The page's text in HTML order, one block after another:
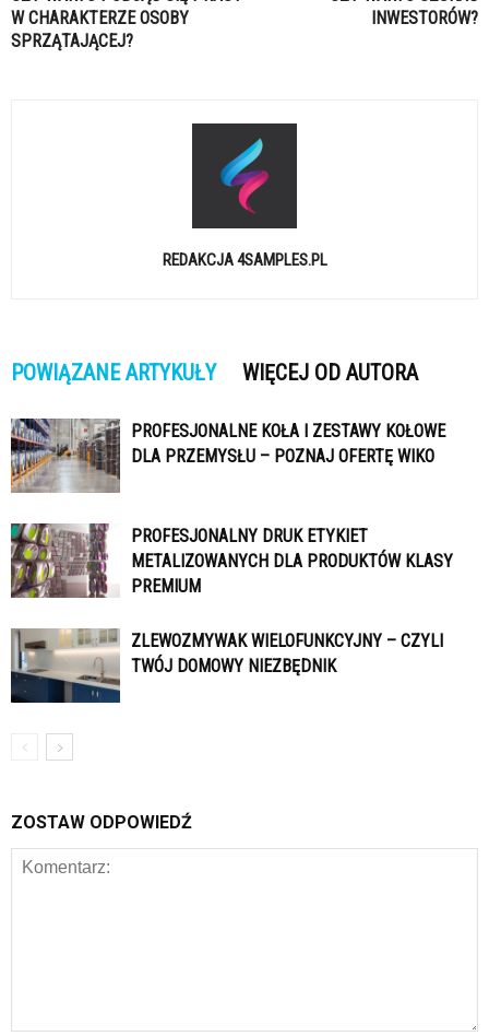
W CHARAKTERZE OSOBY
SPRZĄTAJĄCEJ?
INWESTORÓW?
REDAKCJA 4SAMPLES.PL
POWIĄZANE ARTYKUŁY WIĘCEJ OD AUTORA
PROFESJONALNE KOŁA I ZESTAWY KOŁOWE
DLA PRZEMYSŁU – POZNAJ OFERTĘ WIKO
PROFESJONALNY DRUK ETYKIET
METALIZOWANYCH DLA PRODUKTÓW KLASY
PREMIUM
ZLEWOZMYWAK WIELOFUNKCYJNY – CZYLI
TWÓJ DOMOWY NIEZBĘDNIK
ZOSTAW ODPOWIEDŹ